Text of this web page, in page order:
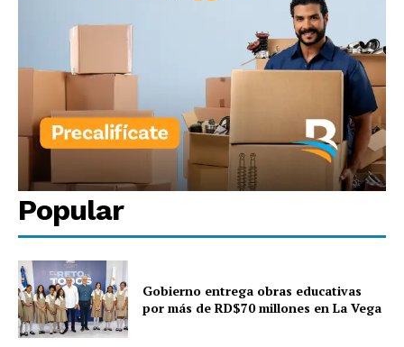
Popular
Gobierno entrega obras educativas
por más de RD$70 millones en La Vega